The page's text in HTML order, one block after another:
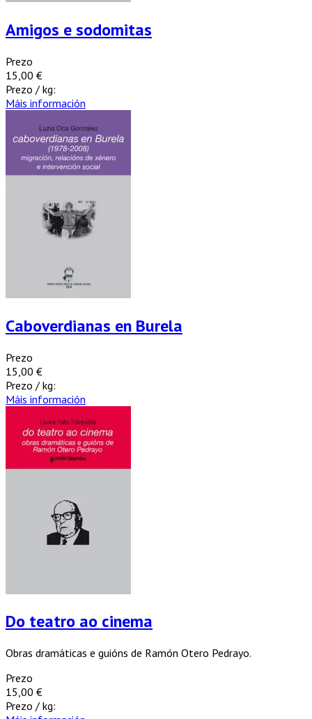
Amigos e sodomitas
Prezo
15,00 €
Prezo / kg:
Máis información
Caboverdianas en Burela
Prezo
15,00 €
Prezo / kg:
Máis información
Do teatro ao cinema
Obras dramáticas e guións de Ramón Otero Pedrayo.
Prezo
15,00 €
Prezo / kg: